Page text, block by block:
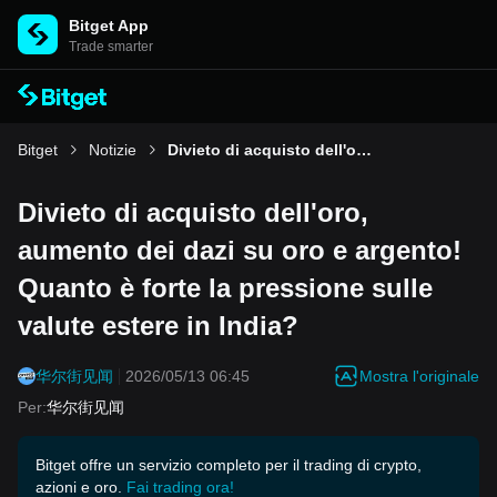
Bitget App
Trade smarter
Bitget Notizie Divieto di acquisto dell'oro, aumento dei dazi su oro e argento! Quanto è forte la pressione sulle valute estere in India?
Divieto di acquisto dell'oro,
aumento dei dazi su oro e argento!
Quanto è forte la pressione sulle
valute estere in India?
华尔街见闻 2026/05/13 06:45
Mostra l'originale
Per:华尔街见闻
Bitget offre un servizio completo per il trading di crypto,
azioni e oro. Fai trading ora!